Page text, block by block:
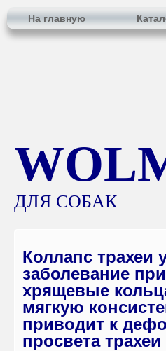
На главную
ДЛЯ СОБАК
Коллапс трахеи
заболевание
хрящевые
мягкую
приводит к
просвета трахеи